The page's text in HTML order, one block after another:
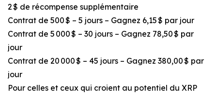
2 $ de récompense supplémentaire
Contrat de 500 $ – 5 jours – Gagnez 6,15 $ par jour
Contrat de 5 000 $ – 30 jours – Gagnez 78,50 $ par
jour
Contrat de 20 000 $ – 45 jours – Gagnez 380,00 $ par
jour
Pour celles et ceux qui croient au potentiel du XRP